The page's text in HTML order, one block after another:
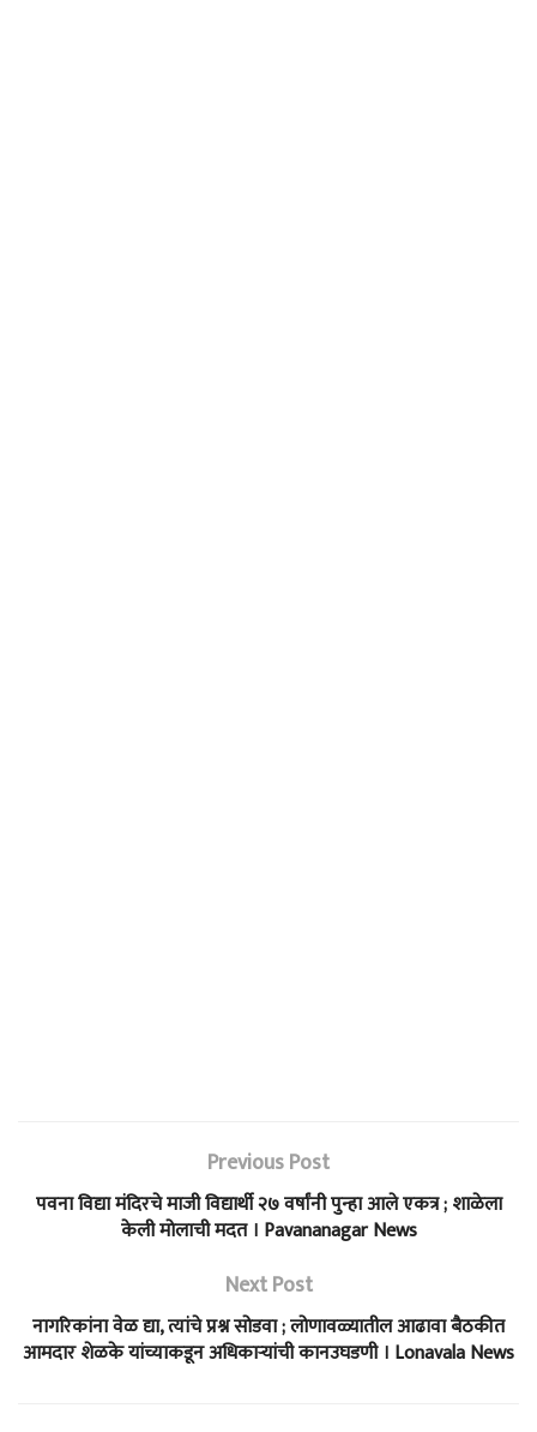
Previous Post
पवना विद्या मंदिरचे माजी विद्यार्थी २७ वर्षांनी पुन्हा आले एकत्र ; शाळेला
केली मोलाची मदत । Pavananagar News
Next Post
नागरिकांना वेळ द्या, त्यांचे प्रश्न सोडवा ; लोणावळ्यातील आढावा बैठकीत
आमदार शेळके यांच्याकडून अधिकाऱ्यांची कानउघडणी । Lonavala News